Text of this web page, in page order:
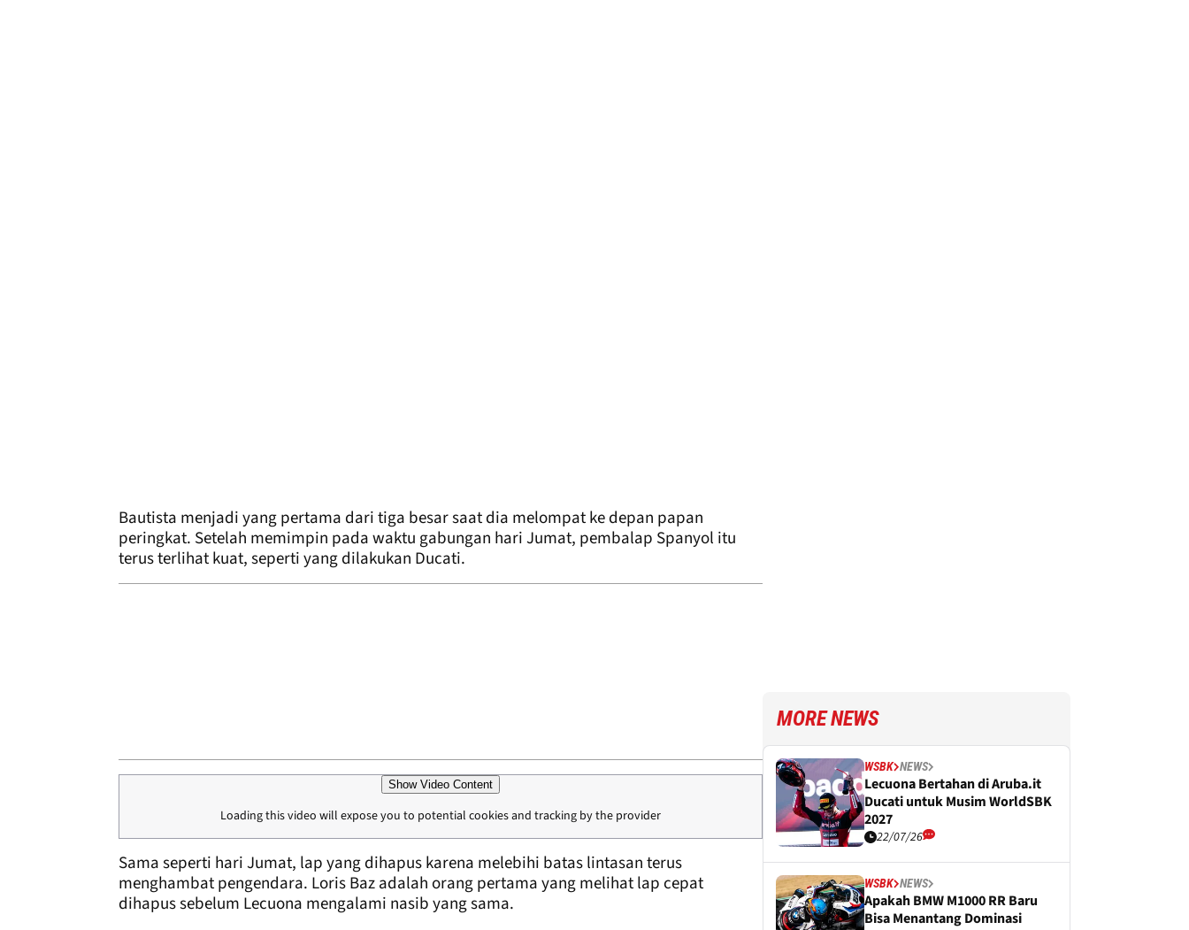
Bautista menjadi yang pertama dari tiga besar saat dia melompat ke depan papan
peringkat. Setelah memimpin pada waktu gabungan hari Jumat, pembalap Spanyol itu
terus terlihat kuat, seperti yang dilakukan Ducati.
Show Video Content
Loading this video will expose you to potential cookies and tracking by the provider
Sama seperti hari Jumat, lap yang dihapus karena melebihi batas lintasan terus
menghambat pengendara. Loris Baz adalah orang pertama yang melihat lap cepat
dihapus sebelum Lecuona mengalami nasib yang sama.
MORE NEWS
WSBK NEWS
Lecuona Bertahan di Aruba.it
Ducati untuk Musim WorldSBK
2027
22/07/26
WSBK NEWS
Apakah BMW M1000 RR Baru
Bisa Menantang Dominasi